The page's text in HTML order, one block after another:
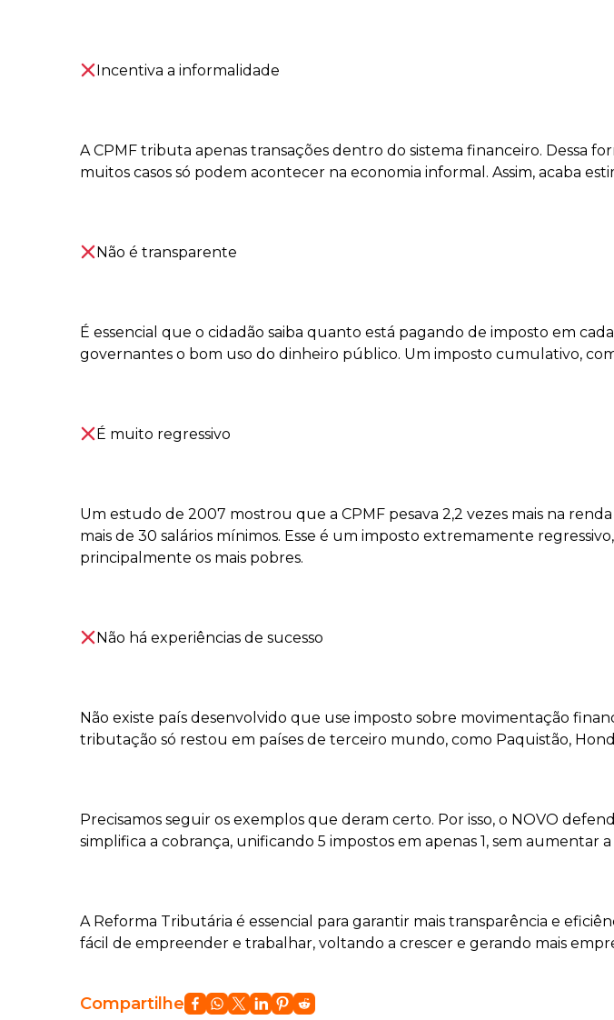
Incentiva a informalidade
A CPMF tributa apenas transações dentro do sistema financeiro. Dessa
muitos casos só podem acontecer na economia informal. Assim, acaba
Não é transparente
É essencial que o cidadão saiba quanto está pagando de imposto em
governantes o bom uso do dinheiro público. Um imposto cumulativo,
É muito regressivo
Um estudo de 2007 mostrou que a CPMF pesava 2,2 vezes mais na
mais de 30 salários mínimos. Esse é um imposto extremamente
principalmente os mais pobres.
Não há experiências de sucesso
Não existe país desenvolvido que use imposto sobre movimentação
tributação só restou em países de terceiro mundo, como Paquistão,
Precisamos seguir os exemplos que deram certo. Por isso, o NOVO
simplifica a cobrança, unificando 5 impostos em apenas 1, sem aumentar
A Reforma Tributária é essencial para garantir mais transparência e
fácil de empreender e trabalhar, voltando a crescer e gerando mais
Compartilhe